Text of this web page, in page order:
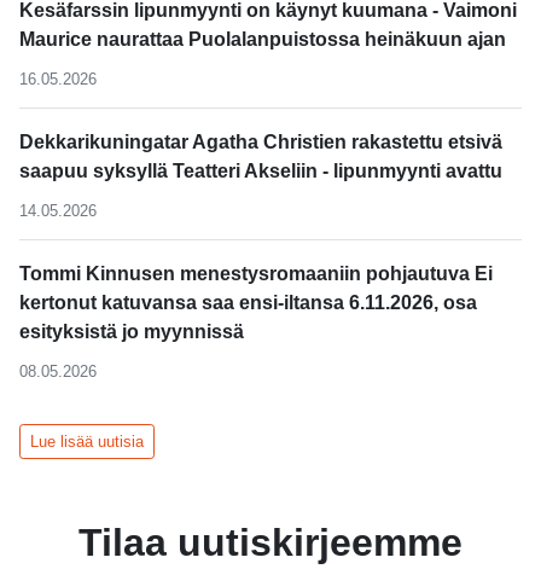
Kesäfarssin lipunmyynti on käynyt kuumana - Vaimoni
Maurice naurattaa Puolalanpuistossa heinäkuun ajan
16.05.2026
Dekkarikuningatar Agatha Christien rakastettu etsivä
saapuu syksyllä Teatteri Akseliin - lipunmyynti avattu
14.05.2026
Tommi Kinnusen menestysromaaniin pohjautuva Ei
kertonut katuvansa saa ensi-iltansa 6.11.2026, osa
esityksistä jo myynnissä
08.05.2026
Lue lisää uutisia
Tilaa uutiskirjeemme